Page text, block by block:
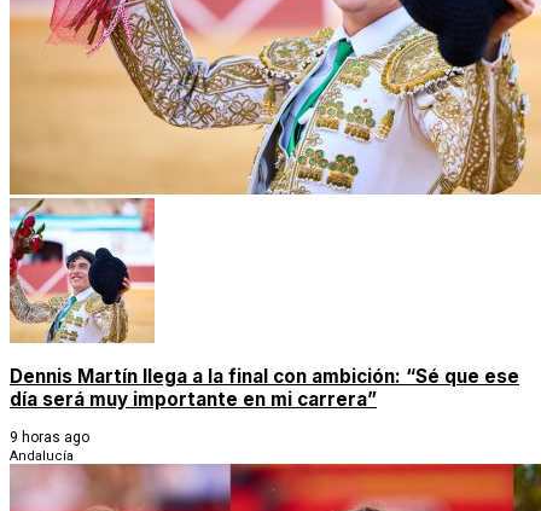
Dennis Martín llega a la final con ambición: “Sé que ese
día será muy importante en mi carrera”
9 horas ago
Andalucía